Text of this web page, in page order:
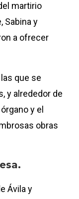
martirio
Sabina y
a ofrecer
que se
y alrededor de
y el
obras
Ávila y